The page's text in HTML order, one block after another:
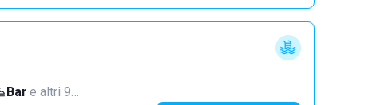
Bar·e altri 9…